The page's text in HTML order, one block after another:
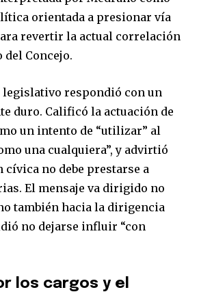
orientada a presionar vía
revertir la actual correlación
del Concejo.
legislativo respondió con un
duro. Calificó la actuación de
un intento de “utilizar” al
una cualquiera”, y advirtió
no debe prestarse a
El mensaje va dirigido no
también hacia la dirigencia
no dejarse influir “con
los cargos y el